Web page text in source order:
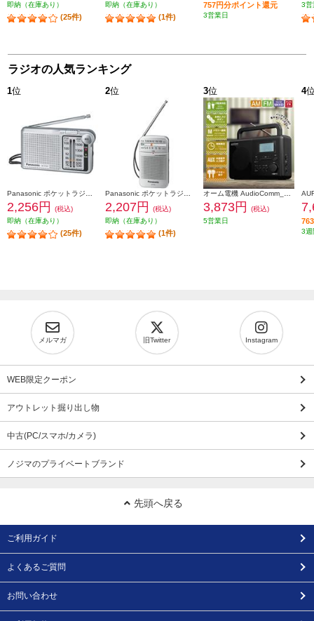
即納（在庫あり）
(25件)
即納（在庫あり）
(1件)
757円分ポイント還元
3営業日
3営
ラジオの人気ランキング
1位
2,256円
(税込)
即納（在庫あり）
(25件)
2位
2,207円
(税込)
即納（在庫あり）
(1件)
3位
3,873円
(税込)
5営業日
4
3週
メルマガ 旧Twitter Instagram
WEB限定クーポン
アウトレット掘り出し物
中古(PC/スマホ/カメラ)
ノジマのプライベートブランド
先頭へ戻る
ご利用ガイド
よくあるご質問
お問い合わせ